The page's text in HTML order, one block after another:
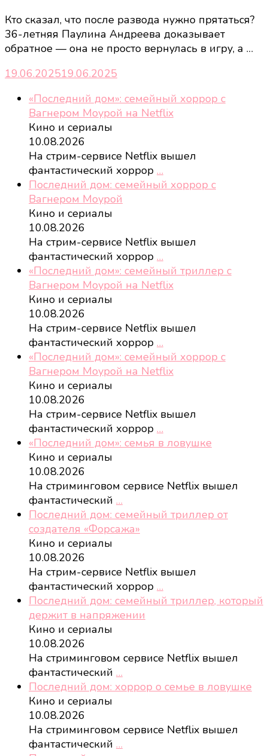
Кто сказал, что после развода нужно прятаться?
36-летняя Паулина Андреева доказывает
обратное — она не просто вернулась в игру, а …
19.06.202519.06.2025
«Последний дом»: семейный хоррор с
Вагнером Моурой на Netflix
Кино и сериалы
10.08.2026
На стрим-сервисе Netflix вышел
фантастический хоррор …
Последний дом: семейный хоррор с
Вагнером Моурой
Кино и сериалы
10.08.2026
На стрим-сервисе Netflix вышел
фантастический хоррор …
«Последний дом»: семейный триллер с
Вагнером Моурой на Netflix
Кино и сериалы
10.08.2026
На стрим-сервисе Netflix вышел
фантастический хоррор …
«Последний дом»: семейный хоррор с
Вагнером Моурой на Netflix
Кино и сериалы
10.08.2026
На стрим-сервисе Netflix вышел
фантастический хоррор …
«Последний дом»: семья в ловушке
Кино и сериалы
10.08.2026
На стриминговом сервисе Netflix вышел
фантастический …
Последний дом: семейный триллер от
создателя «Форсажа»
Кино и сериалы
10.08.2026
На стрим-сервисе Netflix вышел
фантастический хоррор …
Последний дом: семейный триллер, который
держит в напряжении
Кино и сериалы
10.08.2026
На стриминговом сервисе Netflix вышел
фантастический …
Последний дом: хоррор о семье в ловушке
Кино и сериалы
10.08.2026
На стриминговом сервисе Netflix вышел
фантастический …